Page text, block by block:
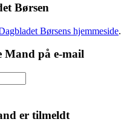
Børsen
Børsens hjemmeside.
Mand på e-mail
er tilmeldt